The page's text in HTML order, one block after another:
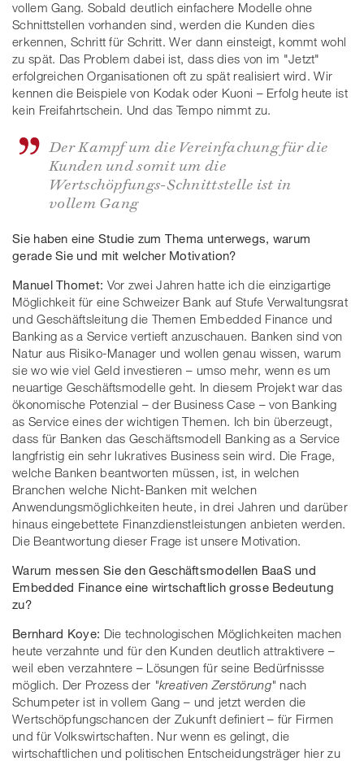
vollem Gang. Sobald deutlich einfachere Modelle ohne
Schnittstellen vorhanden sind, werden die Kunden dies
erkennen, Schritt für Schritt. Wer dann einsteigt, kommt wohl
zu spät. Das Problem dabei ist, dass dies von im "Jetzt"
erfolgreichen Organisationen oft zu spät realisiert wird. Wir
kennen die Beispiele von Kodak oder Kuoni – Erfolg heute ist
kein Freifahrtschein. Und das Tempo nimmt zu.
Der Kampf um die Vereinfachung für die
Kunden und somit um die
Wertschöpfungs-Schnittstelle ist in
vollem Gang
Sie haben eine Studie zum Thema unterwegs, warum
gerade Sie und mit welcher Motivation?
Manuel Thomet: Vor zwei Jahren hatte ich die einzigartige
Möglichkeit für eine Schweizer Bank auf Stufe Verwaltungsrat
und Geschäftsleitung die Themen Embedded Finance und
Banking as a Service vertieft anzuschauen. Banken sind von
Natur aus Risiko-Manager und wollen genau wissen, warum
sie wo wie viel Geld investieren – umso mehr, wenn es um
neuartige Geschäftsmodelle geht. In diesem Projekt war das
ökonomische Potenzial – der Business Case – von Banking
as Service eines der wichtigen Themen. Ich bin überzeugt,
dass für Banken das Geschäftsmodell Banking as a Service
langfristig ein sehr lukratives Business sein wird. Die Frage,
welche Banken beantworten müssen, ist, in welchen
Branchen welche Nicht-Banken mit welchen
Anwendungsmöglichkeiten heute, in drei Jahren und darüber
hinaus eingebettete Finanzdienstleistungen anbieten werden.
Die Beantwortung dieser Frage ist unsere Motivation.
Warum messen Sie den Geschäftsmodellen BaaS und
Embedded Finance eine wirtschaftlich grosse Bedeutung
zu?
Bernhard Koye: Die technologischen Möglichkeiten machen
heute verzahnte und für den Kunden deutlich attraktivere –
weil eben verzahntere – Lösungen für seine Bedürfnissse
möglich. Der Prozess der "kreativen Zerstörung" nach
Schumpeter ist in vollem Gang – und jetzt werden die
Wertschöpfungschancen der Zukunft definiert – für Firmen
und für Volkswirtschaften. Nur wenn es gelingt, die
wirtschaftlichen und politischen Entscheidungsträger hier zu